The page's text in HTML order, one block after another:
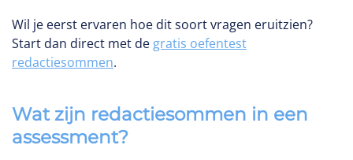
Wil je eerst ervaren hoe dit soort vragen eruitzien?
Start dan direct met de gratis oefentest
redactiesommen.
Wat zijn redactiesommen in een
assessment?